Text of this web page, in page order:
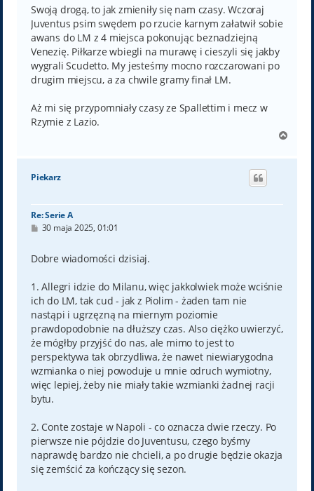
t
Swoją drogą, to jak zmieniły się nam czasy. Wczoraj
Juventus psim swędem po rzucie karnym załatwił sobie
awans do LM z 4 miejsca pokonując beznadziejną
Venezię. Piłkarze wbiegli na murawę i cieszyli się jakby
wygrali Scudetto. My jesteśmy mocno rozczarowani po
drugim miejscu, a za chwile gramy finał LM.
Aż mi się przypomniały czasy ze Spallettim i mecz w
Rzymie z Lazio.
g
Piekarz
Re: Serie A
P
t
30 maja 2025, 01:01
Dobre wiadomości dzisiaj.
1. Allegri idzie do Milanu, więc jakkolwiek może wciśnie
ich do LM, tak cud - jak z Piolim - żaden tam nie
nastąpi i ugrzęzną na miernym poziomie
prawdopodobnie na dłuższy czas. Also ciężko uwierzyć,
że mógłby przyjść do nas, ale mimo to jest to
perspektywa tak obrzydliwa, że nawet niewiarygodna
wzmianka o niej powoduje u mnie odruch wymiotny,
więc lepiej, żeby nie miały takie wzmianki żadnej racji
bytu.
2. Conte zostaje w Napoli - co oznacza dwie rzeczy. Po
pierwsze nie pójdzie do Juventusu, czego byśmy
naprawdę bardzo nie chcieli, a po drugie będzie okazja
się zemścić za kończący się sezon.